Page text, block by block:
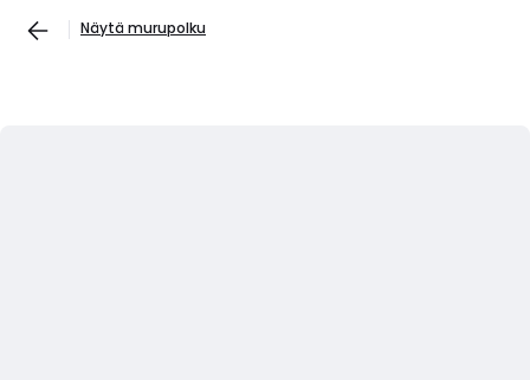
Näytä murupolku